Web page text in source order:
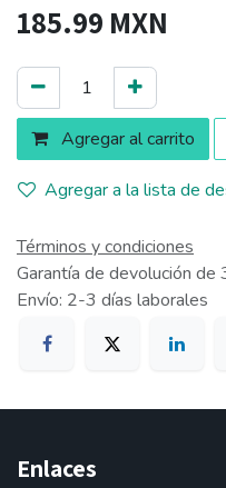
185.99 MXN
Agregar al carrito
Agregar a la lista de
Términos y condiciones
Garantía de devolución de
Envío: 2-3 días laborales
Enlaces